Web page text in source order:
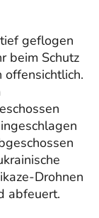
geflogen
beim Schutz
offensichtlich.
Drohnen
abfeuert.